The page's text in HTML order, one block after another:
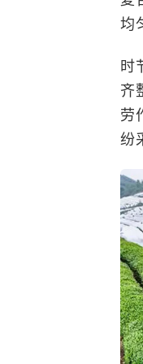
均
时
齐
劳
纷